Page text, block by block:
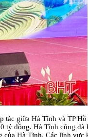
giữa Hà Tĩnh và TP
đồng. Hà Tĩnh cũng
Hà Tĩnh. Các lĩnh vực